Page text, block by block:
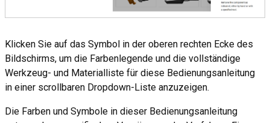
Klicken Sie auf das Symbol in der oberen rechten Ecke des
Bildschirms, um die Farbenlegende und die vollständige
Werkzeug- und Materialliste für diese Bedienungsanleitung
in einer scrollbaren Dropdown-Liste anzuzeigen.
Die Farben und Symbole in dieser Bedienungsanleitung